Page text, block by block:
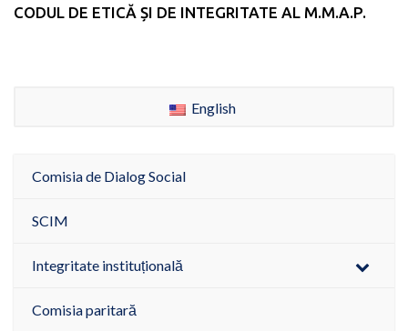
CODUL DE ETICĂ ȘI DE INTEGRITATE AL M.M.A.P.
English
Comisia de Dialog Social
SCIM
Integritate instituțională
Comisia paritară